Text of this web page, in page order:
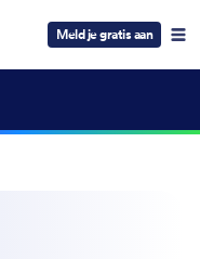
Meld je gratis aan